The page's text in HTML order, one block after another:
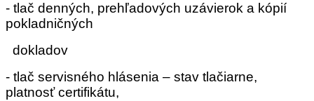
- tlač denných, prehľadových uzávierok a kópií
pokladničných
dokladov
- tlač servisného hlásenia – stav tlačiarne,
platnosť certifikátu,